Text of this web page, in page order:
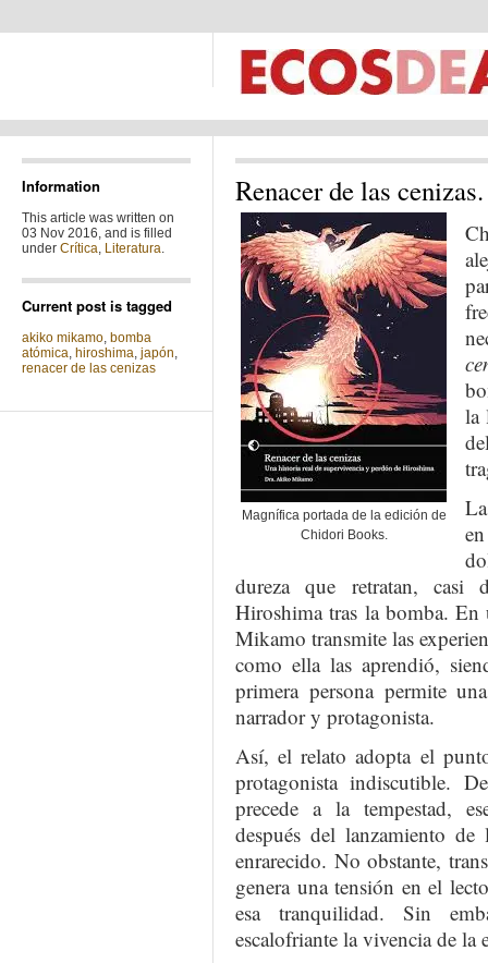
Information
This article was written on
03 Nov 2016, and is filled
under Crítica, Literatura.
Current post is tagged
akiko mikamo, bomba
atómica, hiroshima, japón,
renacer de las cenizas
Renacer de las
Magnífica portada de la edición de
Chidori Books.
la
dureza que retratan, casi
Hiroshima tras la bomba.
Mikamo transmite las
como ella las aprendió,
primera persona permite
narrador y protagonista.
Así, el relato adopta el
protagonista indiscutible.
precede a la tempestad,
después del lanzamiento
enrarecido. No obstante,
genera una tensión en el
esa tranquilidad. Sin
escalofriante la vivencia de la